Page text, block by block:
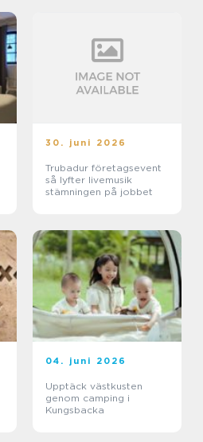
30. juni 2026
Trubadur företagsevent
så lyfter livemusik
stämningen på jobbet
04. juni 2026
Upptäck västkusten
genom camping i
Kungsbacka